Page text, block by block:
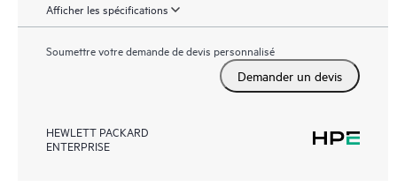
Afficher les spécifications
Soumettre votre demande de devis personnalisé
Demander un devis
HEWLETT PACKARD
ENTERPRISE